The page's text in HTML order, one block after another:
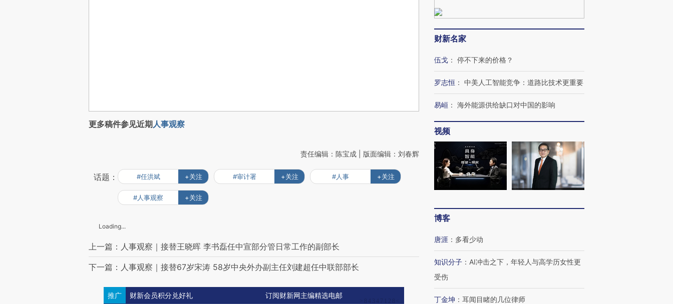
更多稿件参见近期人事观察
责任编辑：陈宝成 | 版面编辑：刘春辉
话题： #任洪斌 +关注 #审计署 +关注 #人事 +关注
#人事观察 +关注
Loading...
上一篇：人事观察｜接替王晓晖 李书磊任中宣部分管日常工作的副部长
下一篇：人事观察｜接替67岁宋涛 58岁中央外办副主任刘建超任中联部部长
推广 财新会员积分兑好礼 订阅财新网主编精选电邮
财新名家
伍戈 ： 停不下来的价格？
罗志恒 ： 中美人工智能竞争：道路比技术更重要
易峘 ： 海外能源供给缺口对中国的影响
视频
博客
唐涯 ： 多看少动
知识分子 ： AI冲击之下，年轻人与高学历女性更
受伤
丁金坤 ： 耳闻目睹的几位律师